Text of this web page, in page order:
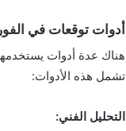
أدوات توقعات في
هناك عدة أدوات
تشمل هذه الأدوات:
التحليل الفني: